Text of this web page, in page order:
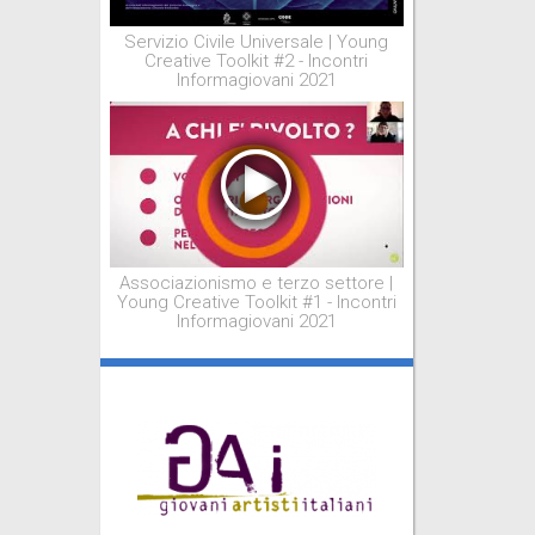
Servizio Civile Universale | Young
Creative Toolkit #2 - Incontri
Informagiovani 2021
Associazionismo e terzo settore |
Young Creative Toolkit #1 - Incontri
Informagiovani 2021